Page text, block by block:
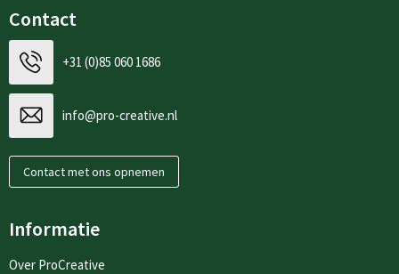
Contact
+31 (0)85 060 1686
info@pro-creative.nl
Contact met ons opnemen
Informatie
Over ProCreative